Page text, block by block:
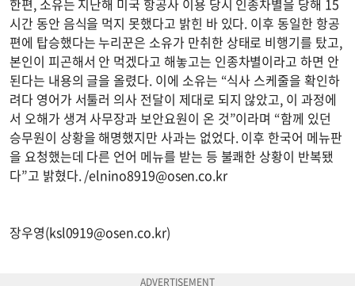
한편, 소유는 지난해 미국 항공사 이용 당시 인종차별을 당해 15
시간 동안 음식을 먹지 못했다고 밝힌 바 있다. 이후 동일한 항공
편에 탑승했다는 누리꾼은 소유가 만취한 상태로 비행기를 탔고,
본인이 피곤해서 안 먹겠다고 해놓고는 인종차별이라고 하면 안
된다는 내용의 글을 올렸다. 이에 소유는 “식사 스케줄을 확인하
려다 영어가 서툴러 의사 전달이 제대로 되지 않았고, 이 과정에
서 오해가 생겨 사무장과 보안요원이 온 것”이라며 “함께 있던
승무원이 상황을 해명했지만 사과는 없었다. 이후 한국어 메뉴판
을 요청했는데 다른 언어 메뉴를 받는 등 불쾌한 상황이 반복됐
다”고 밝혔다. /elnino8919@osen.co.kr
장우영(ksl0919@osen.co.kr)